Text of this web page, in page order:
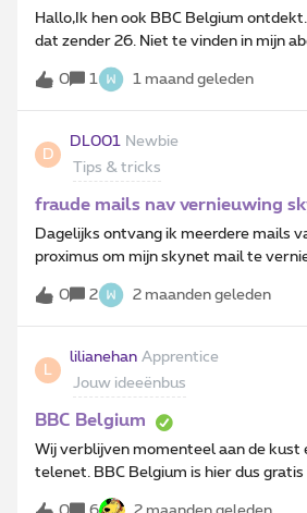
op reis was, heb ik verder gespeeld en
voor niks - terwijl het spel nog tot
wisselen - waarom nog moeite doen
Hallo,Ik hen ook BBC Belgium
dat zender 26. Niet te vinden in mijn
blijkbaar extra betalen ervoor met nog
erbij die niet interessant zijn. Spijtig. En
telenet en ook Orange het niet extra
aanbieden.Misschien kan Proximus dit
klantvriendelijk? 😉Laten we dit
groetAnita
0 1 1 maand geleden
D
DL001 Newbie
Tips & tricks
fraude mails nav vernieuwing
Dagelijks ontvang ik meerdere mails
proximus om mijn skynet mail te
wordt steeds verzocht met een
gebruiker&gt;@SKYNET.BE De link
verdachte website. item gemeld aan
0 2 2 maanden geleden
L
lilianehan Apprentice
Jouw ideeënbus
BBC Belgium
Wij verblijven momenteel aan de kust
telenet. BBC Belgium is hier dus gratis
van Telenet. bij Proximus is dit